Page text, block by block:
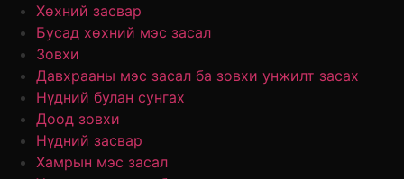
Хөхний засвар
Бусад хөхний мэс засал
Зовхи
Давхрааны мэс засал ба зовхи унжилт засах
Нүдний булан сунгах
Доод зовхи
Нүдний засвар
Хамрын мэс засал